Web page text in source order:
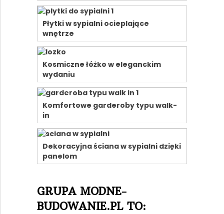
Płytki w sypialni ocieplające
wnętrze
Kosmiczne łóżko w eleganckim
wydaniu
Komfortowe garderoby typu walk-
in
Dekoracyjna ściana w sypialni dzięki
panelom
GRUPA MODNE-
BUDOWANIE.PL TO: